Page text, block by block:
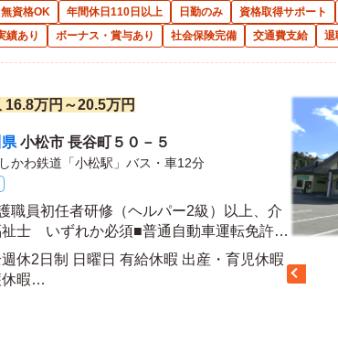
無資格OK 年間休日110日以上 日勤のみ 資格取得サポート
績あり
ボーナス・賞与あり 社会保険完備 交通費支給 退
16.8万円～20.5万円
小松市 長谷町５０－５
かわ鉄道「小松駅」バス・車12分
職員初任者研修（ヘルパー2級）以上、介
士 いずれか必須■普通自動車運転免許必
Ｔ限定可）
休2日制 日曜日 有給休暇 出産・育児休暇
暇